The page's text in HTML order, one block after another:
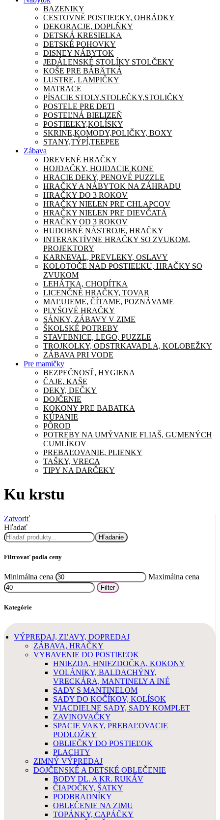
BAZENIKY
CESTOVNÉ POSTIEĽKY, OHRÁDKY
DEKORACJE, DOPLŇKY
DETSKÁ KRESIELKA
DETSKÉ POHOVKY
DISNEY NÁBYTOK
JEDÁLENSKÉ STOLÍKY STOLČEKY
KOŠE PRE BÁBÄTKÁ
LUSTRE, LAMPIČKY
MATRACE
PÍSACIE STOLY,STOLEČKY,STOLIČKY
POSTELE PRE DETI
POSTEĽNÁ BIELIZEŇ
POSTIEĽKY,KOLÍSKY
SKRINE,KOMODY,POLIČKY, BOXY
STANY,TÝPÍ,TEEPEE
Zábava
DREVENÉ HRAČKY
HOJDAČKY, HOJDACIE KONE
HRACIE DEKY, PENOVÉ PUZZLE
HRAČKY A NÁBYTOK NA ZÁHRADU
HRAČKY DO 3 ROKOV
HRAČKY NIELEN PRE CHLAPCOV
HRAČKY NIELEN PRE DIEVČATÁ
HRAČKY OD 3 ROKOV
HUDOBNÉ NÁSTROJE, HRAČKY
INTERAKTÍVNE HRAČKY SO ZVUKOM,
PROJEKTORY
KARNEVAL, PREVLEKY, OSLAVY
KOLOTOČE NAD POSTIEĽKU, HRAČKY SO
ZVUKOM
LEHÁTKA, CHODÍTKA
LICENČNÉ HRAČKY, TOVAR
MAĽUJEME, ČÍTAME, POZNÁVAME
PLYŠOVÉ HRAČKY
SÁNKY, ZÁBAVY V ZIME
ŠKOLSKÉ POTREBY
STAVEBNICE, LEGO, PUZZLE
TROJKOLKY, ODSTRKAVADLA, KOLOBEŽKY
ZÁBAVA PRI VODE
Pre mamičky
BEZPEČNOSŤ, HYGIENA
ČAJE, KAŠE
DEKY, DEČKY
DOJČENIE
KOKONY PRE BABATKA
KÚPANIE
PÔROD
POTREBY NA UMÝVANIE FLIAŠ, GUMENÝCH
CUMLÍKOV
PREBAĽOVANIE, PLIENKY
TAŠKY, VRECA
TIPY NA DARČEKY
Ku krstu
Zatvoriť
Hľadať
Hľadanie
Filtrovať podla ceny
Minimálna cena Maximálna cena
Filter
Kategórie
VÝPREDAJ, ZĽAVY, DOPREDAJ
ZÁBAVA, HRAČKY
VYBAVENIE DO POSTIEĽOK
HNIEZDA, HNIEZDOČKA, KOKONY
VOLÁNIKY, BALDACHÝNY,
VRECKÁRA, MANTINELY A INÉ
SADY S MANTINELOM
SADY DO KOČÍKOV, KOLÍSOK
VIACDIELNE SADY, SADY KOMPLET
ZAVINOVAČKY
SPACIE VAKY, PREBAĽOVACIE
PODLOŽKY
OBLIEČKY DO POSTIEĽOK
PLACHTY
ZIMNÝ VÝPREDAJ
DOJČENSKÉ A DETSKÉ OBLEČENIE
BODY DL. A KR. RUKÁV
ČIAPOČKY, ŠATKY
PODBRADNÍKY
OBLEČENIE NA ZIMU
TOPÁNKY, CAPÁČKY